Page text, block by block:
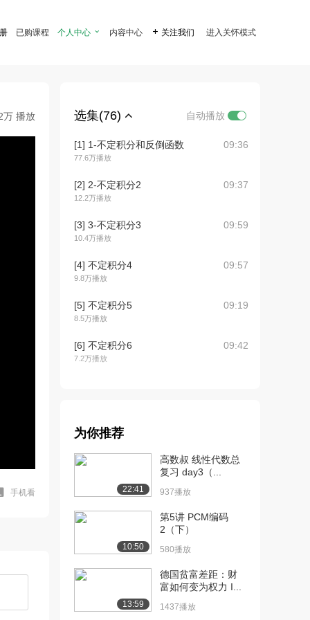
已购课程 个人中心  内容中心  关注我们 进入关怀模式
万 播放
手机看
选集(76) 自动播放
[1] 1-不定积分和反倒函数
77.6万播放
09:36
[2] 2-不定积分2
12.2万播放
09:37
[3] 3-不定积分3
10.4万播放
09:59
[4] 不定积分4
9.8万播放
09:57
[5] 不定积分5
8.5万播放
09:19
[6] 不定积分6
7.2万播放
09:42
[8] 另一个u换元法的例子
5.7万播放
[9] 定积分介绍 09:27
6.9万播放
[11] 定积分3(曲线下面积)
10:00
为你推荐
22:41
高数叔 线性代数总
复习 day3（...
937播放
10:50
第5讲 PCM编码
2（下）
580播放
13:59
德国贫富差距：财
富如何变为权力 I...
1437播放